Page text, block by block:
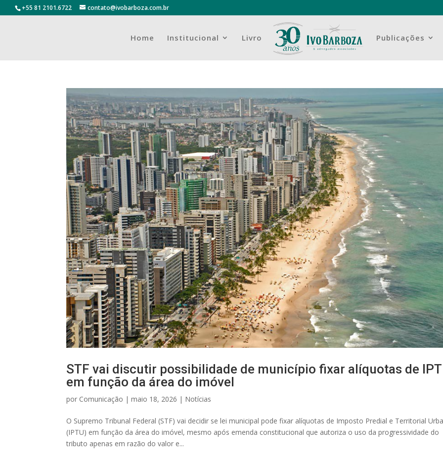
+55 81 2101.6722 contato@ivobarboza.com.br
Home Institucional Livro Publicações
STF vai discutir possibilidade de município fixar alíquotas de
em função da área do imóvel
por Comunicação |maio 18, 2026 | Notícias
O Supremo Tribunal Federal (STF) vai decidir se lei municipal pode fixar alíquotas de Imposto Predial e Territorial
(IPTU) em função da área do imóvel, mesmo após emenda constitucional que autoriza o uso da progressividade do
tributo apenas em razão do valor e...